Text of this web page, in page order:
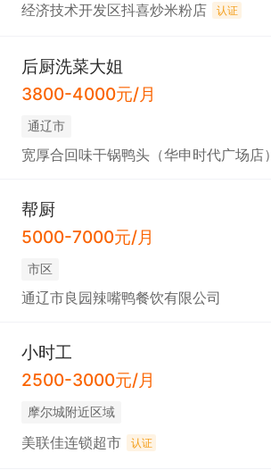
经济技术开发区抖喜炒米粉店 认证
后厨洗菜大姐
3800-4000元/月
通辽市
宽厚合回味干锅鸭头（华申时代广场店）
帮厨
5000-7000元/月
市区
通辽市良园辣嘴鸭餐饮有限公司
小时工
2500-3000元/月
摩尔城附近区域
美联佳连锁超市 认证